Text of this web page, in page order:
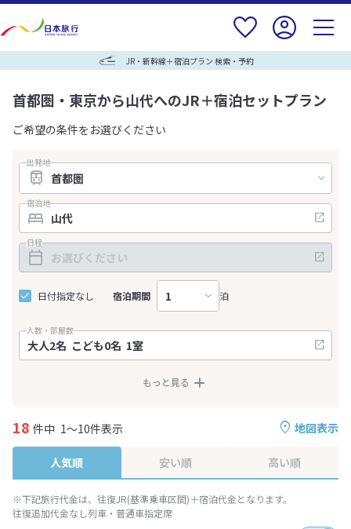
JR・新幹線＋宿泊プラン 検索・予約
首都圏・東京から山代へのJR＋宿泊セットプラン
ご希望の条件をお選びください
出発地
宿泊地
日程
日付指定なし 宿泊期間 泊
人数・部屋数
もっと見る
地図表示
18 件中 1～10件表示
人気順 安い順 高い順
※下記旅行代金は、往復JR(基準乗車区間)＋宿泊代金となります。
往復追加代金なし列車・普通車指定席